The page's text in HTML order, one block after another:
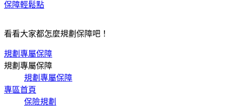
保障輕鬆點
看看大家都怎麼規劃保障吧！
規劃專屬保障
規劃專屬保障
規劃專屬保障
專區首頁
保險規劃